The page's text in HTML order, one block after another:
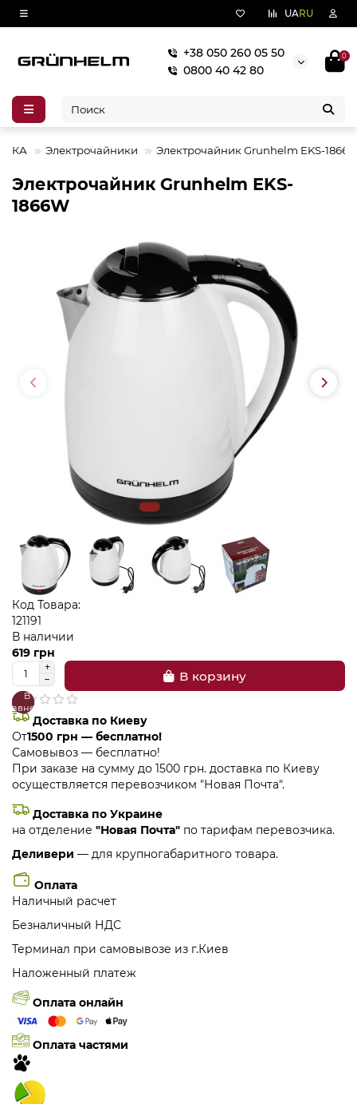
UARU
+38 050 260 05 50
0800 40 42 80
0
Электрочайники Электрочайник Grunhelm EKS-
Электрочайник Grunhelm EKS-
1866W
Код Товара:
121191
В наличии
619 грн
В корзину
В
закладки
В
сравнение
Доставка по Киеву
От1500 грн — бесплатно!
Самовывоз — бесплатно!
При заказе на сумму до 1500 грн. доставка по Киеву
осуществляется перевозчиком "Новая Почта".
Доставка по Украине
на отделение "Новая Почта" по тарифам перевозчика.
Деливери — для крупногабаритного товара.
Оплата
Наличный расчет
Безналичный НДС
Терминал при самовывозе из г.Киев
Наложенный платеж
Оплата онлайн
Оплата частями